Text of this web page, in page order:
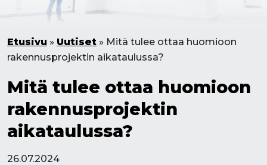
Etusivu » Uutiset » Mitä tulee ottaa huomioon
rakennusprojektin aikataulussa?
Mitä tulee ottaa huomioon
rakennusprojektin
aikataulussa?
26.07.2024